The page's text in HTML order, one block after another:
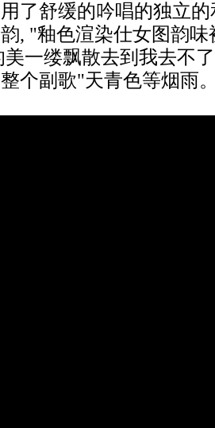
了舒缓的吟唱的独立
, "釉色渲染仕女图韵
一缕飘散去到我去不
个副歌"天青色等烟雨